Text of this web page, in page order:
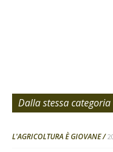
Dalla stessa categoria
L'AGRICOLTURA È GIOVANE